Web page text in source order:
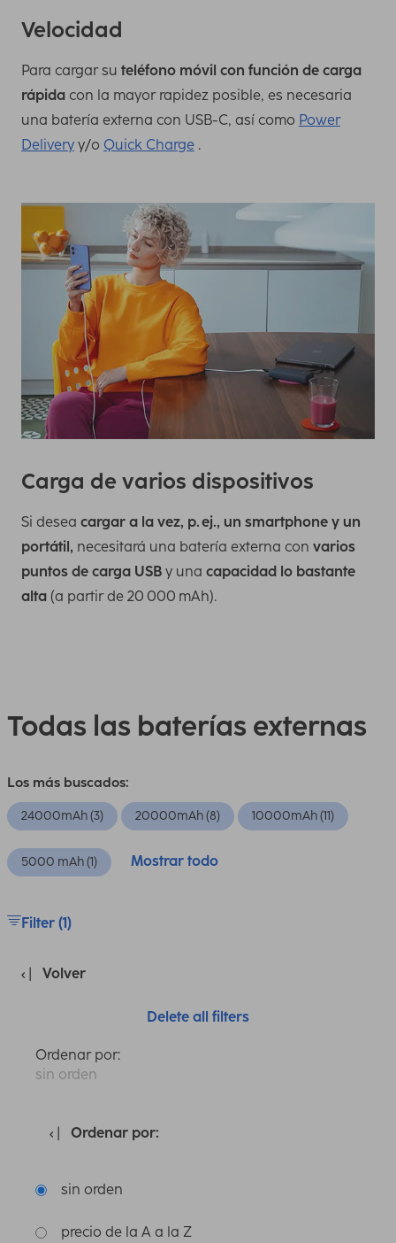
Velocidad
Para cargar su teléfono móvil con función de carga
rápida con la mayor rapidez posible, es necesaria
una batería externa con USB-C, así como Power
Delivery y/o Quick Charge .
Carga de varios dispositivos
Si desea cargar a la vez, p. ej., un smartphone y un
portátil, necesitará una batería externa con varios
puntos de carga USB y una capacidad lo bastante
alta (a partir de 20 000 mAh).
Todas las baterías externas
Los más buscados:
24000mAh (3) 20000mAh (8) 10000mAh (11)
5000 mAh (1) Mostrar todo
Filter (1)
Volver
Delete all filters
Ordenar por:
sin orden
Ordenar por:
sin orden
precio de la A a la Z